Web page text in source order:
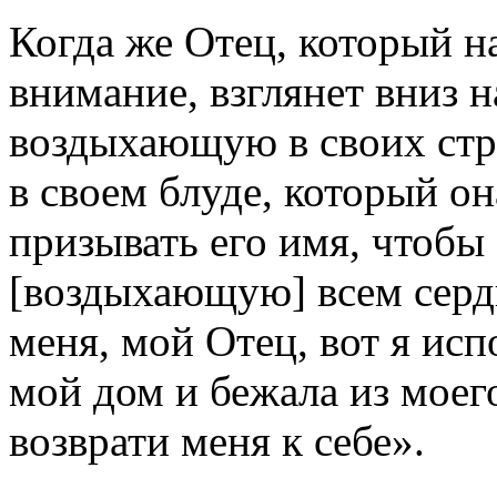
Когда же Отец, который
внимание, взглянет вниз
воздыхающую в своих
в своем блуде, который
призывать его имя,
[воздыхающую] всем
меня, мой Отец, вот я
мой дом и бежала из
возврати меня к себе».